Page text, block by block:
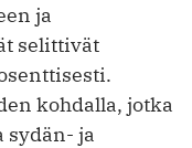
ja
selittivät
kohdalla, jotka
sydän- ja